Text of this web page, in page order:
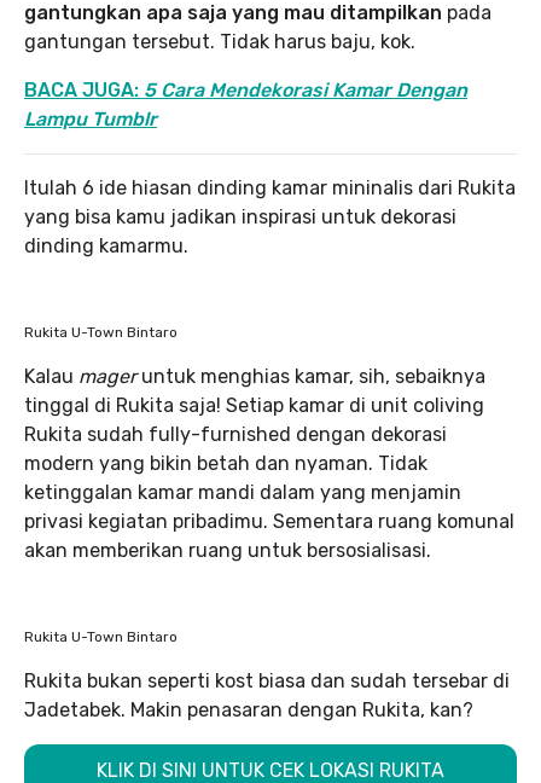
gantungkan apa saja yang mau ditampilkan pada
gantungan tersebut. Tidak harus baju, kok.
BACA JUGA: 5 Cara Mendekorasi Kamar Dengan
Lampu Tumblr
Itulah 6 ide hiasan dinding kamar mininalis dari Rukita
yang bisa kamu jadikan inspirasi untuk dekorasi
dinding kamarmu.
Rukita U-Town Bintaro
Kalau mageruntuk menghias kamar, sih, sebaiknya
tinggal di Rukita saja! Setiap kamar di unit coliving
Rukita sudah fully-furnished dengan dekorasi
modern yang bikin betah dan nyaman. Tidak
ketinggalan kamar mandi dalam yang menjamin
privasi kegiatan pribadimu. Sementara ruang komunal
akan memberikan ruang untuk bersosialisasi.
Rukita U-Town Bintaro
Rukita bukan seperti kost biasa dan sudah tersebar di
Jadetabek. Makin penasaran dengan Rukita, kan?
KLIK DI SINI UNTUK CEK LOKASI RUKITA